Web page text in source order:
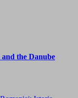
the Danube